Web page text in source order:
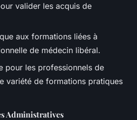
valider les acquis de
aux formations liées à
de médecin libéral.
pour les professionnels de
variété de formations pratiques
Administratives